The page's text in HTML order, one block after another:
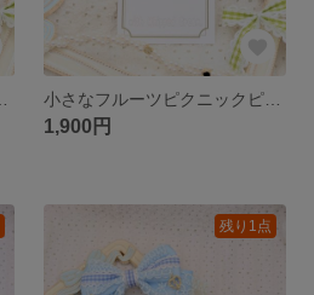
小さなフルーツピクニックピアス レモン
1,900円
残り1点